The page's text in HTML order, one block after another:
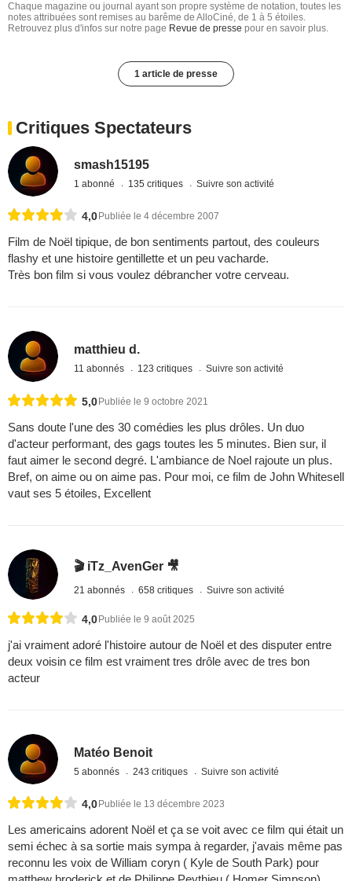
Chaque magazine ou journal ayant son propre système de notation, toutes les
notes attribuées sont remises au barême de AlloCiné, de 1 à 5 étoiles.
Retrouvez plus d'infos sur notre page Revue de presse pour en savoir plus.
1 article de presse
Critiques Spectateurs
smash15195
1 abonné 135 critiques Suivre son activité
4,0 Publiée le 4 décembre 2007
Film de Noël tipique, de bon sentiments partout, des couleurs
flashy et une histoire gentillette et un peu vacharde.
Très bon film si vous voulez débrancher votre cerveau.
matthieu d.
11 abonnés 123 critiques Suivre son activité
5,0Publiée le 9 octobre 2021
Sans doute l'une des 30 comédies les plus drôles. Un duo
d'acteur performant, des gags toutes les 5 minutes. Bien sur, il
faut aimer le second degré. L'ambiance de Noel rajoute un plus.
Bref, on aime ou on aime pas. Pour moi, ce film de John Whitesell
vaut ses 5 étoiles, Excellent
🎬 iTz_AvenGer 🎥
21 abonnés 658 critiques Suivre son activité
4,0 Publiée le 9 août 2025
j'ai vraiment adoré l'histoire autour de Noël et des disputer entre
deux voisin ce film est vraiment tres drôle avec de tres bon
acteur
Matéo Benoit
5 abonnés 243 critiques Suivre son activité
4,0 Publiée le 13 décembre 2023
Les americains adorent Noël et ça se voit avec ce film qui était un
semi échec à sa sortie mais sympa à regarder, j'avais même pas
reconnu les voix de William coryn ( Kyle de South Park) pour